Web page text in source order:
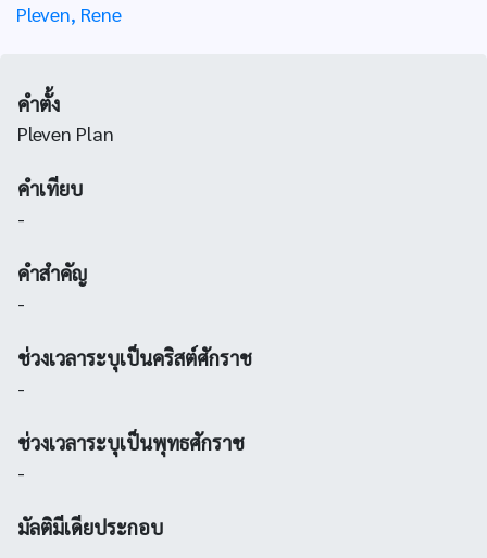
Pleven, Rene
คำตั้ง
Pleven Plan
คำเทียบ
-
คำสำคัญ
-
ช่วงเวลาระบุเป็นคริสต์ศักราช
-
ช่วงเวลาระบุเป็นพุทธศักราช
-
มัลติมีเดียประกอบ